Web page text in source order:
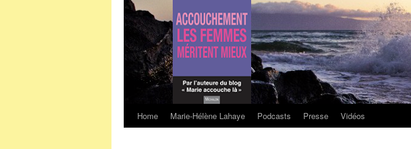
SkipHome Marie-Hélène Lahaye Podcasts Presse Vidéos